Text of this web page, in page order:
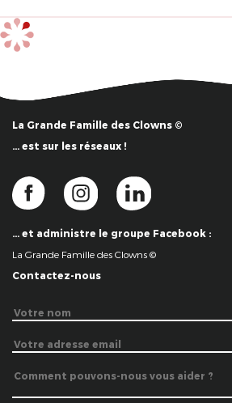
La Grande Famille des Clowns ©
… est sur les réseaux !
… et administre le groupe Facebook :
La Grande Famille des Clowns ©
Contactez-nous